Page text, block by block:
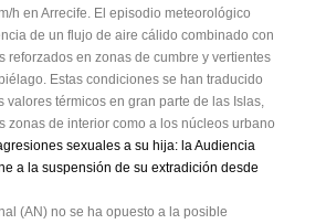
h en Arrecife. El episodio meteorológico
de un flujo de aire cálido combinado con
reforzados en zonas de cumbre y vertientes
Estas condiciones se han traducido
valores térmicos en gran parte de las Islas,
zonas de interior como a los núcleos urbano
sexuales a su hija: la Audiencia
a la suspensión de su extradición desde
(AN) no se ha opuesto a la posible